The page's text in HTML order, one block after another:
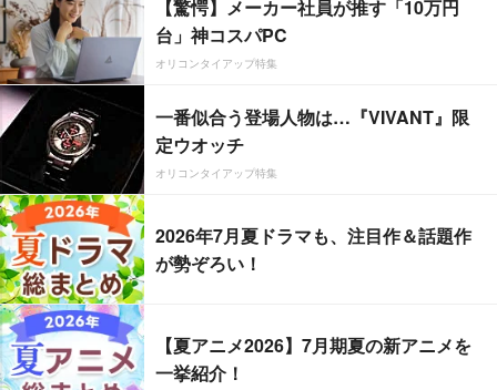
【驚愕】メーカー社員が推す「10万円
台」神コスパPC
オリコンタイアップ特集
一番似合う登場人物は…『VIVANT』限
定ウオッチ
オリコンタイアップ特集
2026年7月夏ドラマも、注目作＆話題作
が勢ぞろい！
【夏アニメ2026】7月期夏の新アニメを
一挙紹介！